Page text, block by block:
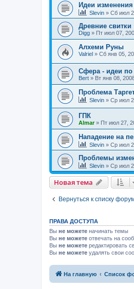
Идеи
Slevin » Сб июл
Древние свитки
Digg » Пт июл 07,
Алхеми Руны
Valriel » Сб янв 05,
Сфера - идеи
Bert » Вт янв 08,
Проблема
Slevin » Ср июл
ГПК
Almar» Пт июл 27,
Нападение на
Slevin » Ср июл
Проблемы
Slevin » Ср июл
Новая тема
Вернуться к списку
ПРАВА ДОСТУПА
Вы не можете начинать темы
Вы не можете отвечать на
Вы не можете редактировать
Вы не можете удалять свои
На главную Список